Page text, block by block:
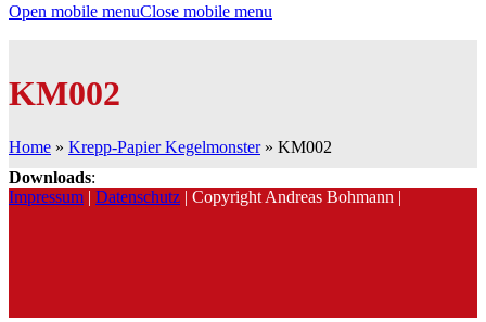
Open mobile menuClose mobile menu
KM002
Home » Krepp-Papier Kegelmonster» KM002
Downloads:
Impressum | Datenschutz | Copyright Andreas Bohmann |